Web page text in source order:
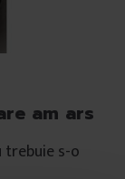
am ars
s-o